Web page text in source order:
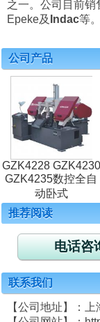
之一。公司目前
Epeke及 Indac等。
公司产品
GZK4228 GZK4230
GZK4235数控全自
动卧式
推荐阅读
电话咨
联系我们
【公司地址】：